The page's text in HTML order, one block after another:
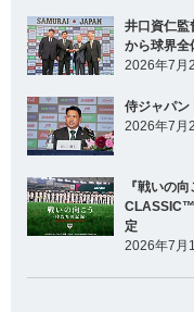
井口資仁監
から球界全
2026年7月
侍ジャパン
2026年7月
『戦いの
CLASSIC™
定
2026年7月